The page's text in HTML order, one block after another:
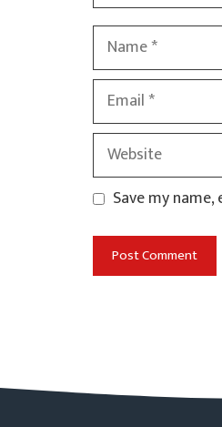
Name
Email
Website
Save my